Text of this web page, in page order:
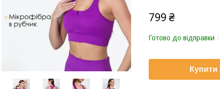
799 ₴
Готово до відправки
Купити